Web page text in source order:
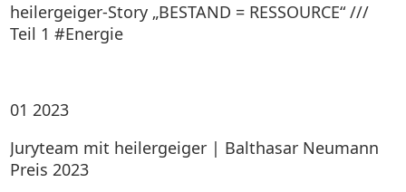
heilergeiger-Story „BESTAND = RESSOURCE“ ///
Teil 1 #Energie
01 2023
Juryteam mit heilergeiger | Balthasar Neumann
Preis 2023